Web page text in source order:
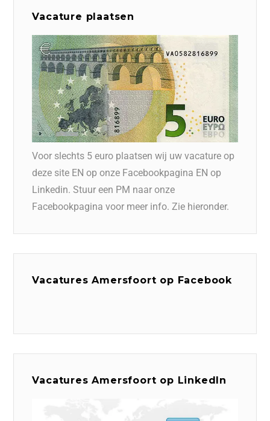
Vacature plaatsen
Voor slechts 5 euro plaatsen wij uw vacature op
deze site EN op onze Facebookpagina EN op
Linkedin. Stuur een PM naar onze
Facebookpagina voor meer info. Zie hieronder.
Vacatures Amersfoort op Facebook
Vacatures Amersfoort op LinkedIn